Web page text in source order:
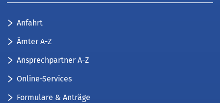
Anfahrt
Ämter A-Z
Ansprechpartner A-Z
Online-Services
Formulare & Anträge